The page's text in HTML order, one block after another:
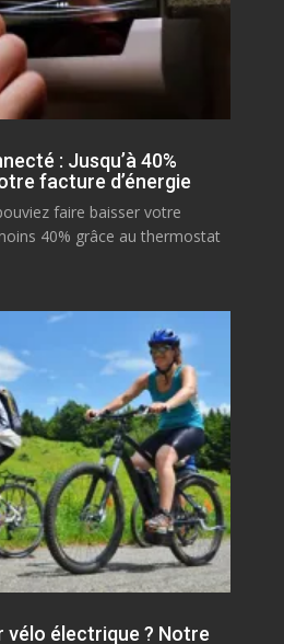
: Jusqu’à 40%
facture d’énergie
faire baisser votre
40% grâce au thermostat
vélo électrique ? Notre